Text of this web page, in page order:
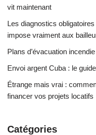
vit maintenant
Les diagnostics
impose vraiment aux
Plans d’évacuation
Envoi argent Cuba : le
Étrange mais vrai :
financer vos projets locatifs
Catégories